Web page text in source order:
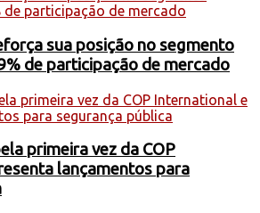
sua posição no segmento
de participação de mercado
primeira vez da COP
lançamentos para